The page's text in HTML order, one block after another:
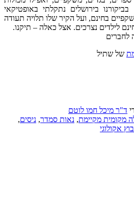
בירושלים נתקלתי באופטיקאי
בחינם, ועל הקיר שלו תלויה תעודה
נצרכים. אצל כאלה – תיקנו.
חמו לוטם
מקיימת,נאות סמדר ,ניסים,